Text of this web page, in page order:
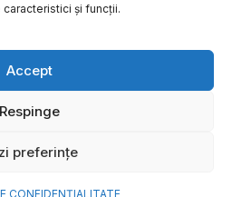
și funcții.
Accept
Respinge
preferințe
CONFIDENȚIALITATE
©2026